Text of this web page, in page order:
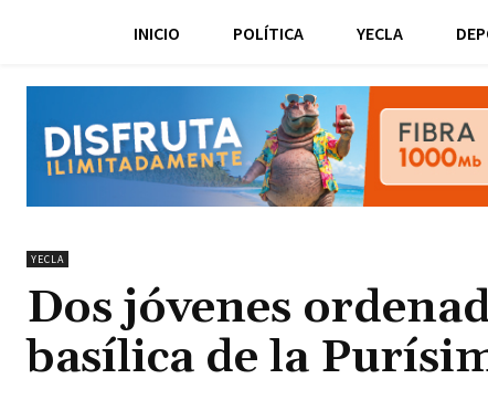
INICIO POLÍTICA YECLA
YECLA
Dos jóvenes
basílica de la